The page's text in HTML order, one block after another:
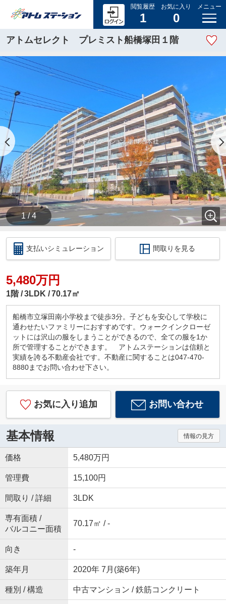
閲覧履歴
1
お気に入り
0
メニュー
アトムセレクト プレミスト船橋塚田１階
1 / 4
支払いシミュレーション 間取りを見る
5,480万円
1階 3LDK 70.17㎡
船橋市立塚田南小学校まで徒歩3分。子どもを安心して学校に
通わせたいファミリーにおすすめです。ウォークインクローゼ
ットには沢山の服をしまうことができるので、全ての服を1か
所で管理することができます。 アトムステーションは信頼と
実績を誇る不動産会社です。不動産に関することは047-470-
8880までお問い合わせ下さい。
お気に入り追加 お問い合わせ
基本情報 情報の見方
価格 5,480万円
管理費 15,100円
間取り / 詳細 3LDK
専有面積 /
バルコニー面積
70.17㎡ / -
向き -
築年月 2020年 7月(築6年)
種別 / 構造 中古マンション / 鉄筋コンクリート